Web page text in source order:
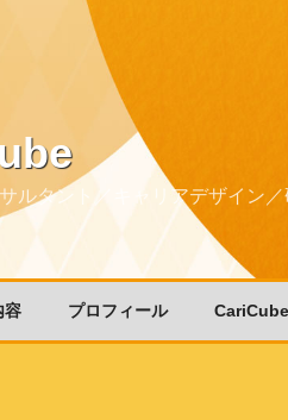
ルタント／キャリアデザイン
容 プロフィール